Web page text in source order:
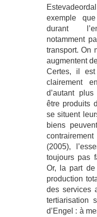
exemple
durant
notamment
transport. On
augmentent
Certes, il
clairement
d’autant
être produits
se situent
biens
(2005),
toujours pas
Or, la part
production
des services
tertiarisation
d’Engel : à